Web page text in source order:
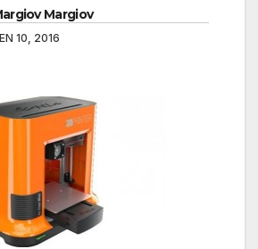
Margiov
10, 2016